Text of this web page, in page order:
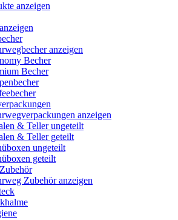
anzeigen
anzeigen
Becher
Becher
anzeigen
& Teller ungeteilt
& Teller geteilt
ungeteilt
geteilt
Zubehör anzeigen